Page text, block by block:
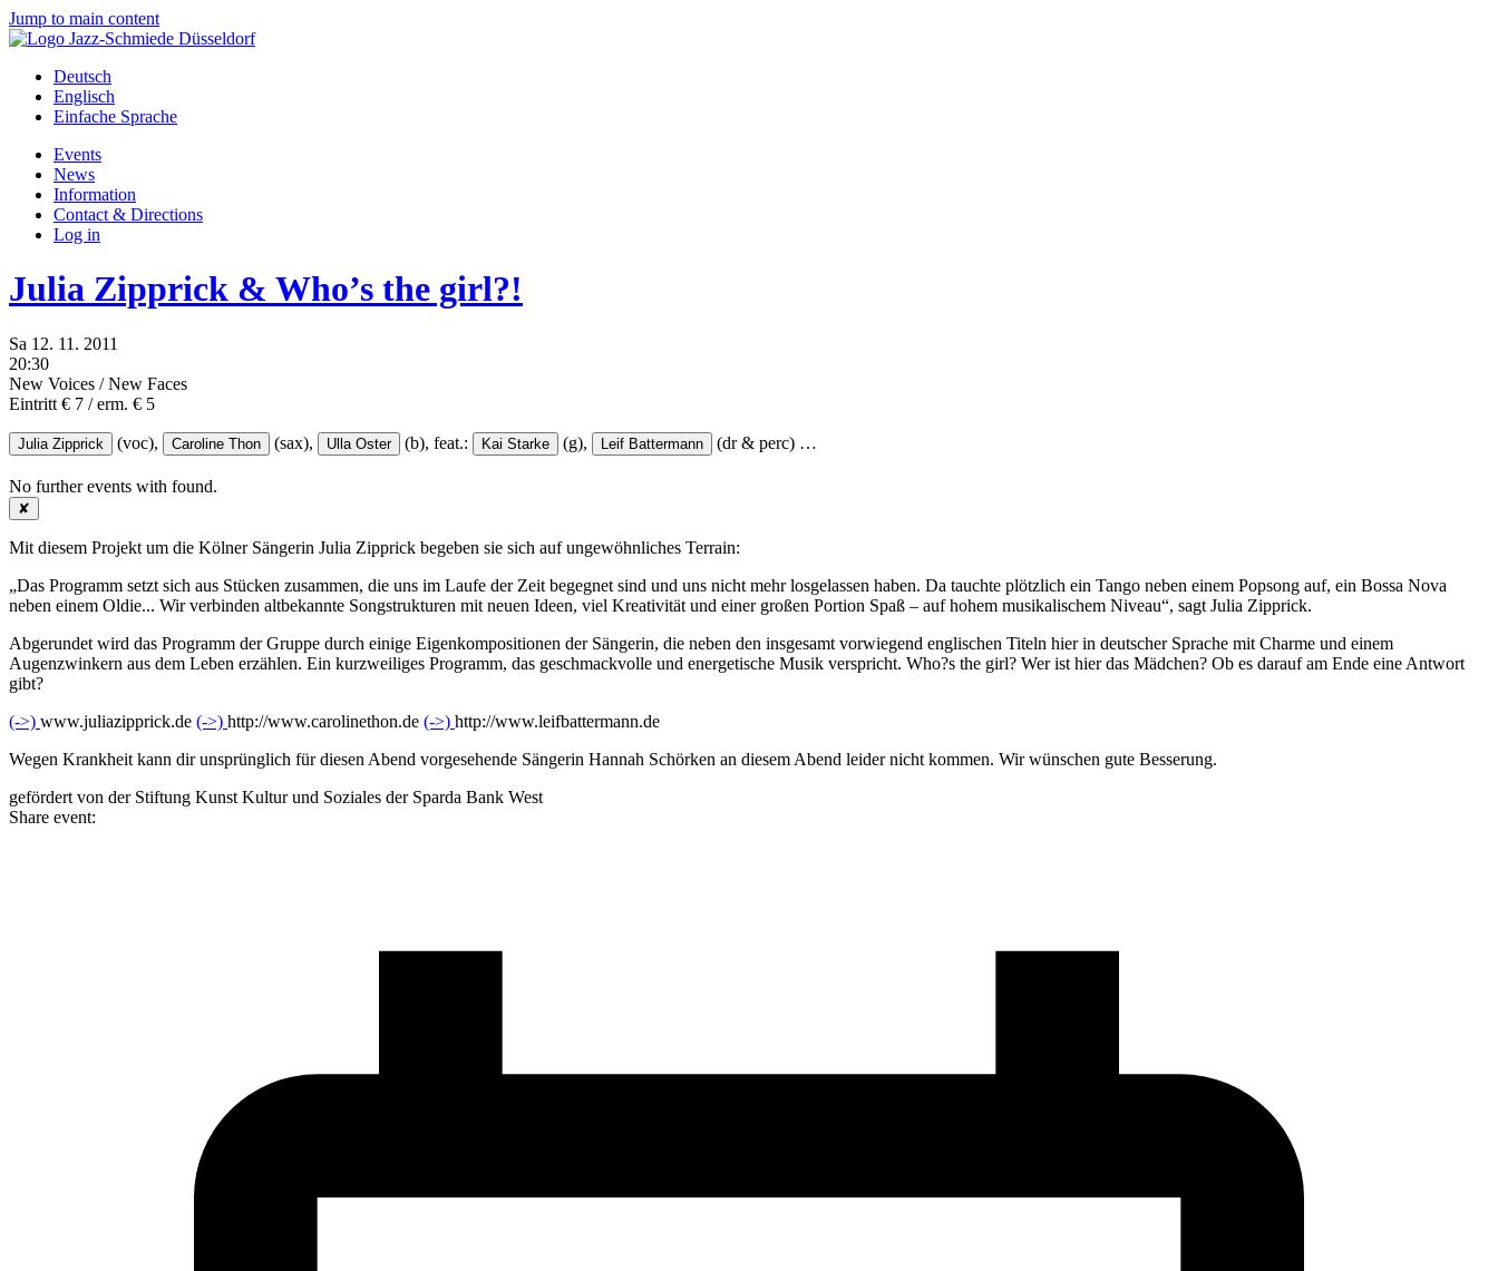
Jump to main content
Deutsch
Englisch
Einfache Sprache
Events
News
Information
Contact & Directions
Log in
Julia Zipprick & Who’s the girl?!
Sa 12. 11. 2011
20:30
New Voices / New Faces
Eintritt € 7 / erm. € 5
Julia Zipprick (voc), Caroline Thon (sax), Ulla Oster (b), feat.: Kai Starke (g), Leif Battermann (dr & perc) …
No further events with found.
✘
Mit diesem Projekt um die Kölner Sängerin Julia Zipprick begeben sie sich auf ungewöhnliches Terrain:
„Das Programm setzt sich aus Stücken zusammen, die uns im Laufe der Zeit begegnet sind und uns nicht mehr losgelassen haben. Da tauchte plötzlich ein Tango neben einem Popsong auf, ein Bossa Nova
neben einem Oldie... Wir verbinden altbekannte Songstrukturen mit neuen Ideen, viel Kreativität und einer großen Portion Spaß – auf hohem musikalischem Niveau“, sagt Julia Zipprick.
Abgerundet wird das Programm der Gruppe durch einige Eigenkompositionen der Sängerin, die neben den insgesamt vorwiegend englischen Titeln hier in deutscher Sprache mit Charme und einem
Augenzwinkern aus dem Leben erzählen. Ein kurzweiliges Programm, das geschmackvolle und energetische Musik verspricht. Who?s the girl? Wer ist hier das Mädchen? Ob es darauf am Ende eine Antwort
gibt?
(->) www.juliazipprick.de (->) http://www.carolinethon.de (->) http://www.leifbattermann.de
Wegen Krankheit kann dir unsprünglich für diesen Abend vorgesehende Sängerin Hannah Schörken an diesem Abend leider nicht kommen. Wir wünschen gute Besserung.
gefördert von der Stiftung Kunst Kultur und Soziales der Sparda Bank West
Share event: